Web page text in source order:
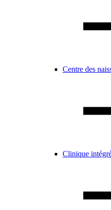
Centre des
Clinique